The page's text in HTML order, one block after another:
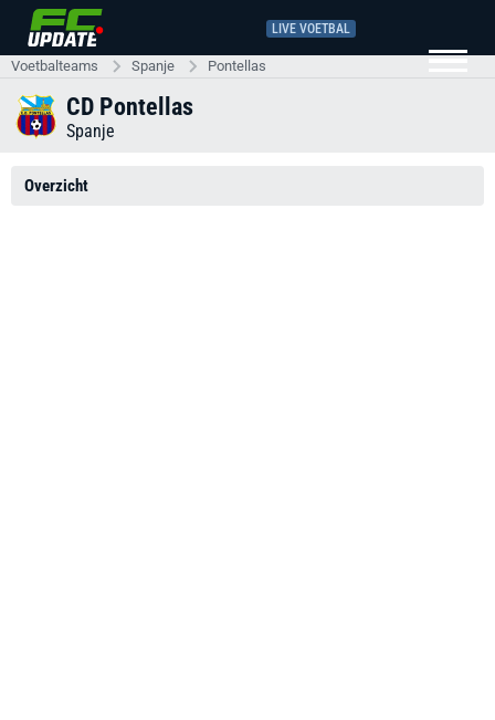
LIVE VOETBAL
Voetbalteams Spanje Pontellas
CD Pontellas
Spanje
Overzicht